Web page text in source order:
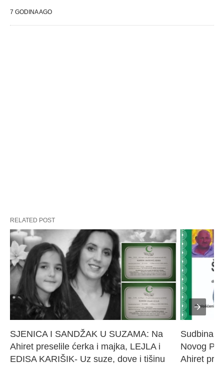
7 GODINA AGO
RELATED POST
SJENICA I SANDŽAK U SUZAMA: Na
Ahiret preselile ćerka i majka, LEJLA i
EDISA KARIŠIK- Uz suze, dove i tišinu
Sudbina
Novog
Ahiret